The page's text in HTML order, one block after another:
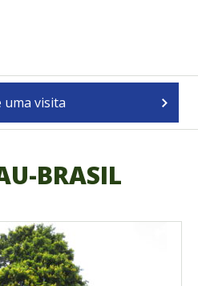
uma visita
BRASIL